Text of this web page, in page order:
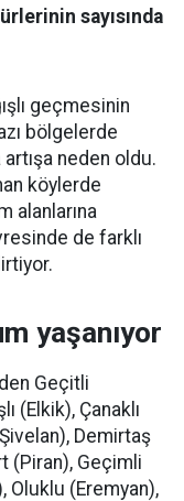
sayısında
geçmesinin
bölgelerde
neden oldu.
köylerde
alanlarına
de farklı
yaşanıyor
Geçitli
(Elkik), Çanaklı
Demirtaş
(Piran), Geçimli
Oluklu (Eremyan),